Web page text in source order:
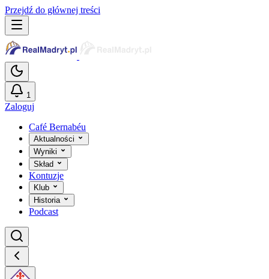
Przejdź do głównej treści
1
Zaloguj
Café Bernabéu
Aktualności
Wyniki
Skład
Kontuzje
Klub
Historia
Podcast